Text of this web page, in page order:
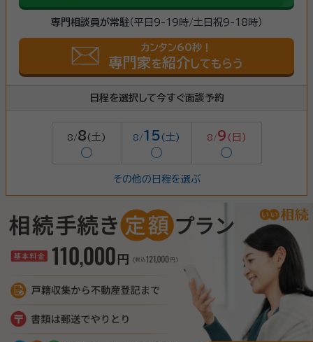
専門相談員が常駐（平日9-19時/土日祝9-18時）
カンタン60秒！
専門家を紹介 してもらう
日程を選択して今すぐ面談予約
8/8 (土)
◯
8/15(土)
◯
8/9 (日)
◯
その他の日程を選ぶ